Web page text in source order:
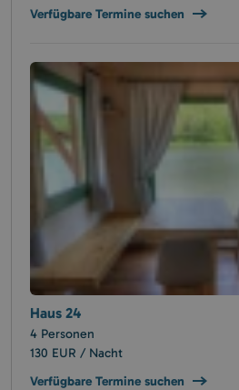
Verfügbare Termine suchen
Haus 24
4 Personen
130 EUR / Nacht
Verfügbare Termine suchen